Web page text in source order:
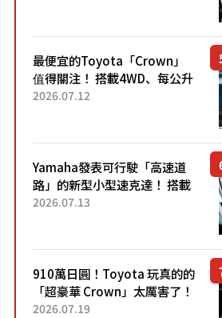
最便宜的Toyota「Crown」
值得關注！ 搭載4WD、每公升
22.4公里低油耗表現超亮眼！
2026.07.12
Yamaha發表可行駛「高速道
路」的新型小型速克達！ 搭載
能享受超強勁「渦輪感」的動
2026.07.13
910萬日圓！Toyota 玩真的的
「超豪華 Crown」太厲害了！
採用由「匠人技藝」打造的
2026.07.19